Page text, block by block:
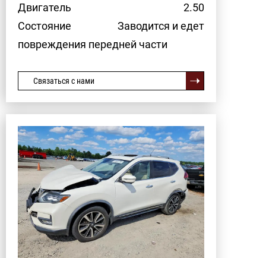
Двигатель
2.50
Состояние
Заводится и едет
повреждения передней части
Связаться с нами